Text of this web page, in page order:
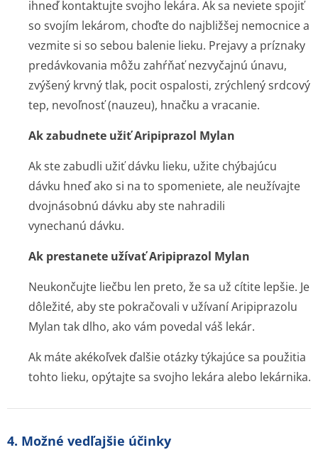
ihneď kontaktujte svojho lekára. Ak sa neviete spojiť
so svojím lekárom, choďte do najbližšej nemocnice a
vezmite si so sebou balenie lieku. Prejavy a príznaky
predávkovania môžu zahŕňať nezvyčajnú únavu,
zvýšený krvný tlak, pocit ospalosti, zrýchlený srdcový
tep, nevoľnosť (nauzeu), hnačku a vracanie.
Ak zabudnete užiť Aripiprazol Mylan
Ak ste zabudli užiť dávku lieku, užite chýbajúcu
dávku hneď ako si na to spomeniete, ale neužívajte
dvojnásobnú dávku aby ste nahradili
vynechanú dávku.
Ak prestanete užívať Aripiprazol Mylan
Neukončujte liečbu len preto, že sa už cítite lepšie. Je
dôležité, aby ste pokračovali v užívaní Aripiprazolu
Mylan tak dlho, ako vám povedal váš lekár.
Ak máte akékoľvek ďalšie otázky týkajúce sa použitia
tohto lieku, opýtajte sa svojho lekára alebo lekárnika.
4. Možné vedľajšie účinky